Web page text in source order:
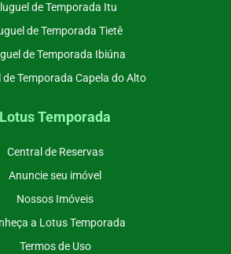
de Temporada Itu
de Temporada Tietê
de Temporada Ibiúna
de Temporada Capela do Alto
Lotus Temporada
Central de Reservas
Anuncie seu imóvel
Nossos Imóveis
a Lotus Temporada
Termos de Uso